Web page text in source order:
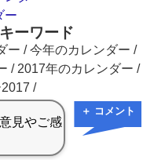
ー
ーワード
ー / 今年のカレンダー /
/ 2017年のカレンダー /
/
＋ コメント